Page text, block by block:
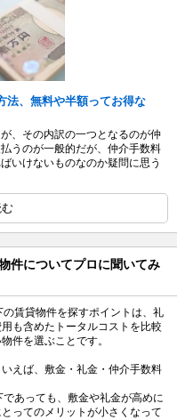
法、無料や半額ってお得な
、その内訳の一つとなるのが仲
うのが一般的だが、仲介手数料
いけないものなのか疑問に思う
件についてプロに聞いてみ
賃貸物件を探すポイントは、礼
も含めたトータルコストを比較
件を選ぶことです。
えば、敷金・礼金・仲介手数料
あっても、敷金や礼金が高めに
ってのメリットが小さくなって